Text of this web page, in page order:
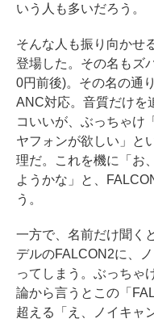
いう人も多いだろう。
そんな人も振り向かせ
登場した。その名もズ
0円前後)。その名の通
ANC対応。音質だけを
コいいが、ぶっちゃけ
ヤフォンが欲しい」と
理だ。これを機に「お
ようかな」と、
う。
一方で、名前だけ聞く
デルのFALCON2に、
ってしまう。ぶっちゃ
論から言うとこの「
超える「え、ノイキャ